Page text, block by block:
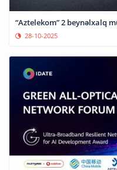
“Aztelekom” 2 beynəlxalq
28-10-2025